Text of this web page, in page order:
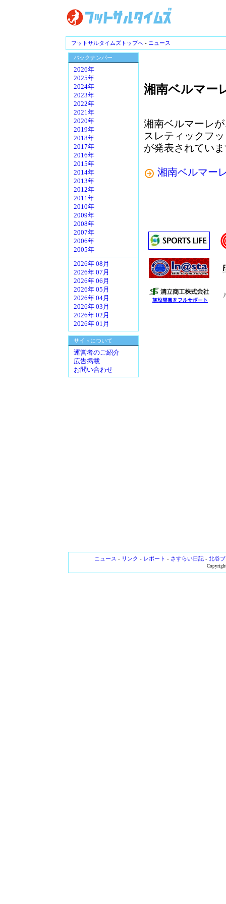
フットサルタイムズトップへ - ニュース
バックナンバー
2026年
2025年
2024年
2023年
2022年
2021年
2020年
2019年
2018年
2017年
2016年
2015年
2014年
2013年
2012年
2011年
2010年
2009年
2008年
2007年
2006年
2005年
2026年 08月
2026年 07月
2026年 06月
2026年 05月
2026年 04月
2026年 03月
2026年 02月
2026年 01月
サイトについて
運営者のご紹介
広告掲載
お問い合わせ
湘南ベルマー
湘南ベルマーレ
スレティックフ
が発表されてい
湘南ベルマー
ニュース - リンク - レポート - さすらい日記- 北谷